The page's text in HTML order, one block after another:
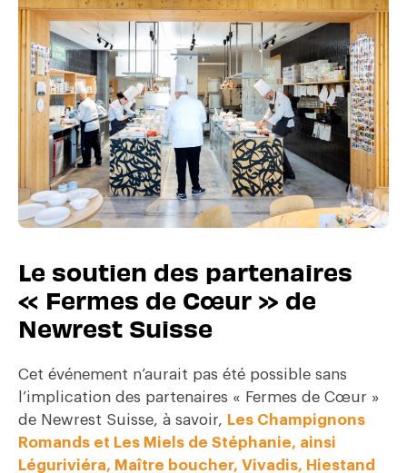
Le soutien des partenaires
« Fermes de Cœur » de
Newrest Suisse
Cet événement n’aurait pas été possible sans
l’implication des partenaires « Fermes de Cœur »
de Newrest Suisse, à savoir, Les Champignons
Romands et Les Miels de Stéphanie, ainsi
Léguriviéra, Maître boucher, Vivadis, Hiestand